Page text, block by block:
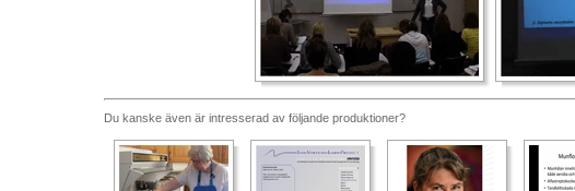
Du kanske även är intresserad av följande produktioner?